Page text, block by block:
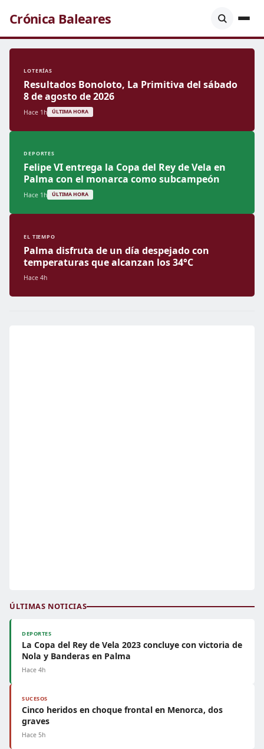
Crónica Baleares
LOTERÍAS
Resultados Bonoloto, La Primitiva del sábado
8 de agosto de 2026
Hace 1h ÚLTIMA HORA
DEPORTES
Felipe VI entrega la Copa del Rey de Vela en
Palma con el monarca como subcampeón
Hace 1h ÚLTIMA HORA
EL TIEMPO
Palma disfruta de un día despejado con
temperaturas que alcanzan los 34°C
Hace 4h
ÚLTIMAS NOTICIAS
DEPORTES
La Copa del Rey de Vela 2023 concluye con victoria de
Nola y Banderas en Palma
Hace 4h
SUCESOS
Cinco heridos en choque frontal en Menorca, dos
graves
Hace 5h